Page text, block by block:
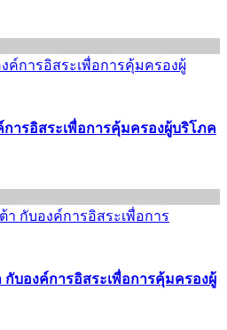
ารอิสระเพื่อการคุ้มครองผู้บริโภค
บองค์การอิสระเพื่อการคุ้มครองผู้